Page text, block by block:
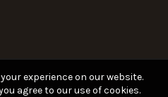
experience on our website.
agree to our use of cookies.